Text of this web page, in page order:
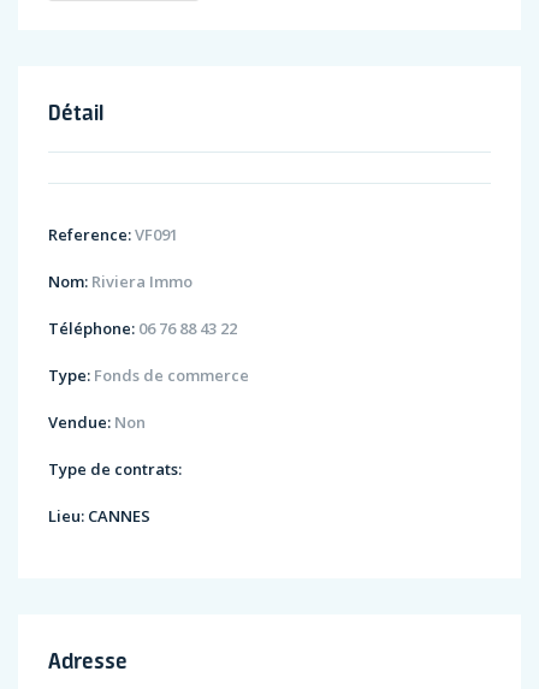
Détail
Reference:VF091
Nom: Riviera Immo
Téléphone: 06 76 88 43 22
Type: Fonds de commerce
Vendue: Non
Type de contrats:
Lieu: CANNES
Adresse